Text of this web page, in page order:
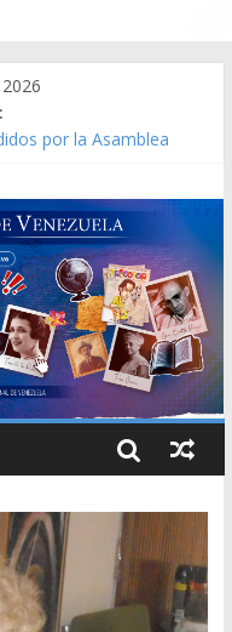
por la Asamblea
año CXXXIII Mes V,
Bor